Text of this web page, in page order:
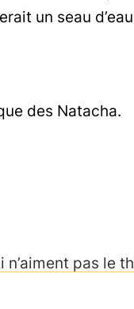
un seau
des Natacha.
pas le